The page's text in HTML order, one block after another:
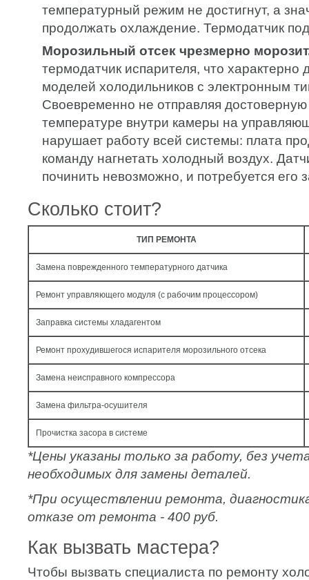
температурный режим не достигнут, а
продолжать охлаждение. Термодатчик
Морозильный отсек чрезмерно
термодатчик испарителя, что характерно
моделей холодильников с электронным
Своевременно не отправляя
температуре внутри камеры на
нарушает работу всей системы: плата
команду нагнетать холодный воздух.
починить невозможно, и потребуется его
Сколько стоит?
ТИП РЕМОНТА
Замена поврежденного температурного датчика
Ремонт управляющего модуля (с рабочим процессором)
Заправка системы хладагентом
Ремонт прохудившегося испарителя морозильного отсека
Замена неисправного компрессора
Замена фильтра-осушителя
Прочистка засора в системе
*Цены указаны только за работу, без
необходимых для замены деталей.
*При осуществлении ремонта,
отказе от ремонта - 400 руб.
Как вызвать мастера?
Чтобы вызвать специалиста по ремонту